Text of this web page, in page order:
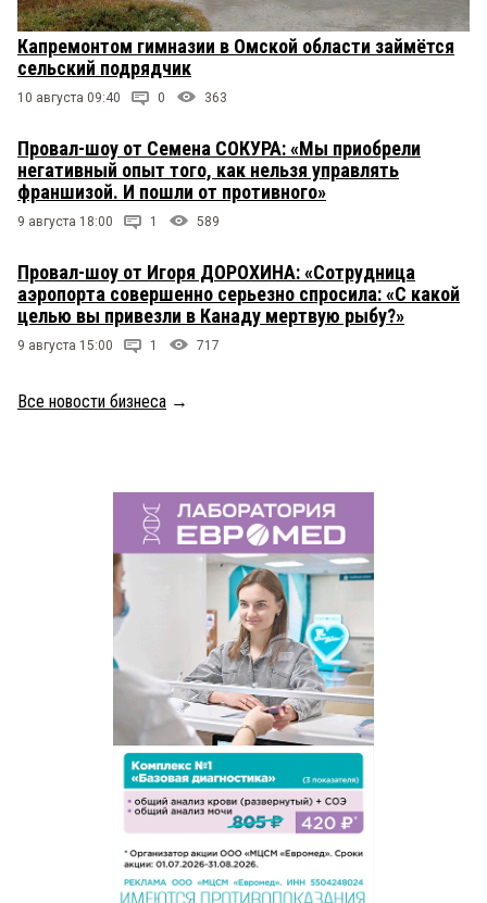
Капремонтом гимназии в Омской области займётся
сельский подрядчик
10 августа 09:40 0 363
Провал-шоу от Семена СОКУРА: «Мы приобрели
негативный опыт того, как нельзя управлять
франшизой. И пошли от противного»
9 августа 18:00 1 589
Провал-шоу от Игоря ДОРОХИНА: «Сотрудница
аэропорта совершенно серьезно спросила: «С какой
целью вы привезли в Канаду мертвую рыбу?»
9 августа 15:00 1 717
Все новости бизнеса →